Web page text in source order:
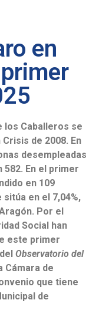
en
los Caballeros se
de 2008. En
desempleadas
582. En el primer
en 109
en el 7,04%,
Por el
Social han
este primer
Observatorio del
Cámara de
que tiene
de